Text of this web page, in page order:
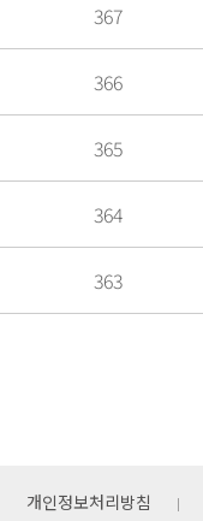
367
366
365
364
363
개인정보처리방침